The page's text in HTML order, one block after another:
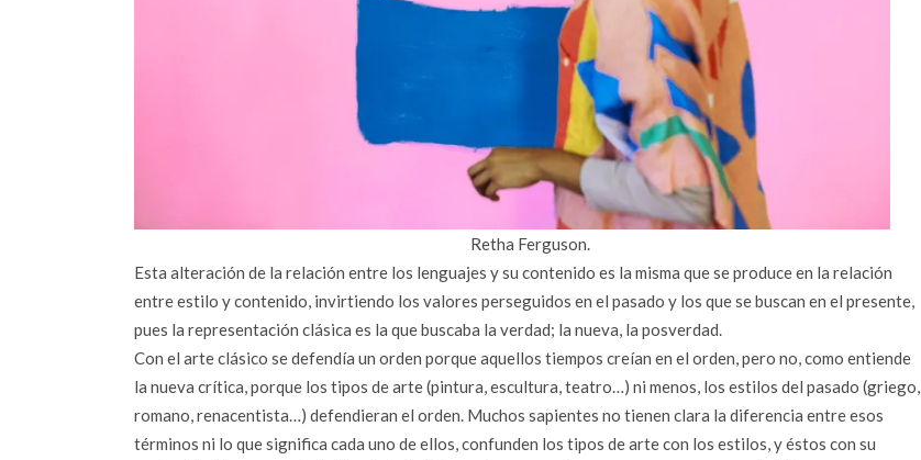
Retha Ferguson.
Esta alteración de la relación entre los lenguajes y su contenido es la misma que se produce en la relación
entre estilo y contenido, invirtiendo los valores perseguidos en el pasado y los que se buscan en el presente,
pues la representación clásica es la que buscaba la verdad; la nueva, la posverdad.
Con el arte clásico se defendía un orden porque aquellos tiempos creían en el orden, pero no, como entiende
la nueva crítica, porque los tipos de arte (pintura, escultura, teatro…) ni menos, los estilos del pasado (griego,
romano, renacentista…) defendieran el orden. Muchos sapientes no tienen clara la diferencia entre esos
términos ni lo que significa cada uno de ellos, confunden los tipos de arte con los estilos, y éstos con su